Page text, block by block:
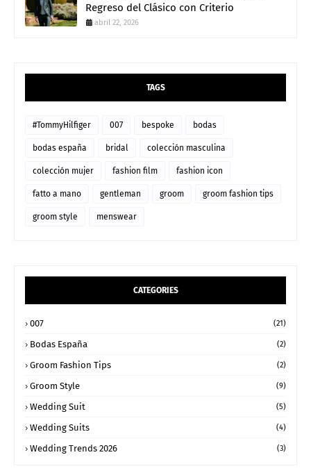
Regreso del Clásico con Criterio
abril 22, 2026
TAGS
#TommyHilfiger 007 bespoke bodas
bodas españa bridal colección masculina
colección mujer fashion film fashion icon
fatto a mano gentleman groom groom fashion tips
groom style menswear
CATEGORIES
007 (21)
Bodas España (2)
Groom Fashion Tips (2)
Groom Style (9)
Wedding Suit (5)
Wedding Suits (4)
Wedding Trends 2026 (3)